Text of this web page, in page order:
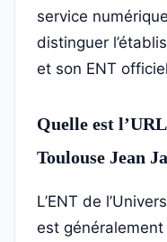
service
distinguer
et son ENT
Quelle est
Toulouse Jean
L’ENT de
est